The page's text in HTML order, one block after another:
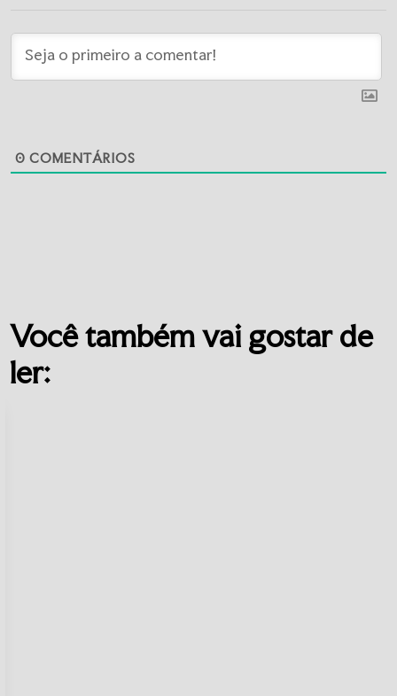
0 COMENTÁRIOS
Você também vai gostar de
ler: